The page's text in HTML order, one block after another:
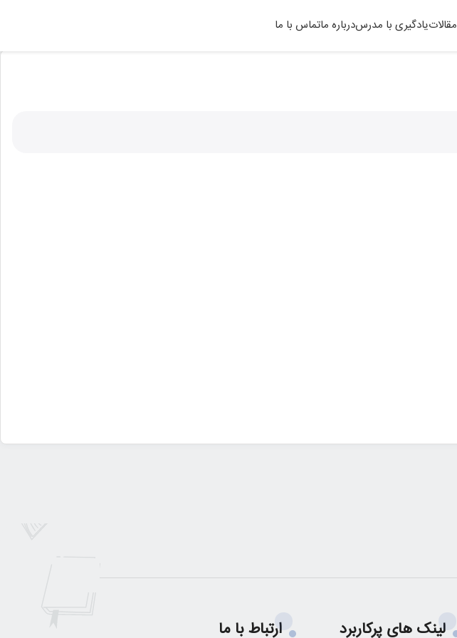
مقالاتیادگیری با مدرسدرباره ماتماس با ما
لینک های پرکاربرد ارتباط با ما